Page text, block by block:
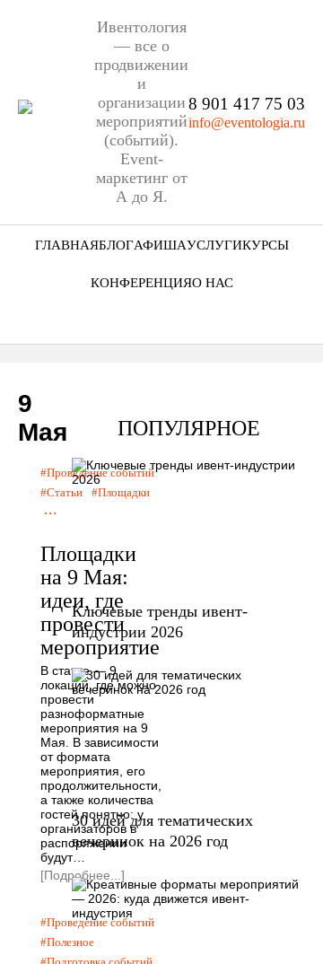
Ивентология
— все о
продвижении
и
организации
мероприятий
(событий).
Event-
маркетинг от
А до Я.
8 901 417 75 03
info@eventologia.ru
ГЛАВНАЯБЛОГ
Ниша
Формат
АФИШАУСЛУГИКУРСЫ
КОНФЕРЕНЦИЯО НАС
Портфолио
9
Мая
Проведение событий
Статьи
Площадки
...
Площадки
на 9 Мая:
идеи, где
провести
мероприятие
В статье — 9
локаций, где можно
провести
разноформатные
мероприятия на 9
Мая. В зависимости
от формата
мероприятия, его
продолжительности,
а также количества
гостей понятно: у
организаторов в
распоряжении
будут…
[Подробнее...]
Проведение событий
Полезное
ПОПУЛЯРНОЕ
Ключевые тренды ивент-
индустрии 2026
30 идей для тематических
вечеринок на 2026 год